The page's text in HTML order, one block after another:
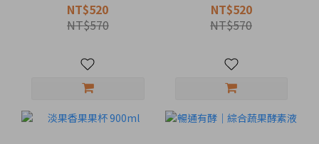
NT$520
NT$570
NT$520
NT$570